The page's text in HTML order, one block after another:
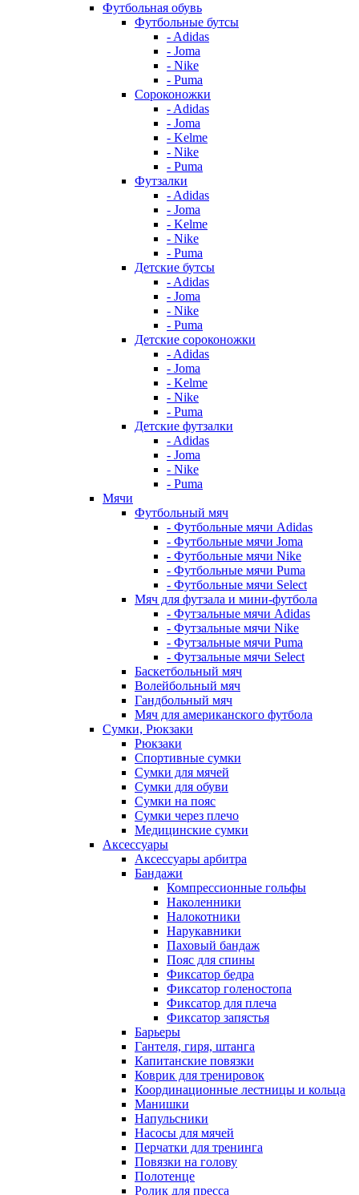
Футбольная обувь
Футбольные бутсы
- Adidas
- Joma
- Nike
- Puma
Сороконожки
- Adidas
- Joma
- Kelme
- Nike
- Puma
Футзалки
- Adidas
- Joma
- Kelme
- Nike
- Puma
Детские бутсы
- Adidas
- Joma
- Nike
- Puma
Детские сороконожки
- Adidas
- Joma
- Kelme
- Nike
- Puma
Детские футзалки
- Adidas
- Joma
- Nike
- Puma
Мячи
Футбольный мяч
- Футбольные мячи Adidas
- Футбольные мячи Joma
- Футбольные мячи Nike
- Футбольные мячи Puma
- Футбольные мячи Select
Мяч для футзала и мини-футбола
- Футзальные мячи Adidas
- Футзальные мячи Nike
- Футзальные мячи Puma
- Футзальные мячи Select
Баскетбольный мяч
Волейбольный мяч
Гандбольный мяч
Мяч для американского футбола
Сумки, Рюкзаки
Рюкзаки
Спортивные сумки
Сумки для мячей
Сумки для обуви
Сумки на пояс
Сумки через плечо
Медицинские сумки
Аксессуары
Аксессуары арбитра
Бандажи
Компрессионные гольфы
Наколенники
Налокотники
Нарукавники
Паховый бандаж
Пояс для спины
Фиксатор бедра
Фиксатор голеностопа
Фиксатор для плеча
Фиксатор запястья
Барьеры
Гантеля, гиря, штанга
Капитанские повязки
Коврик для тренировок
Координационные лестницы и кольца
Манишки
Напульсники
Насосы для мячей
Перчатки для тренинга
Повязки на голову
Полотенце
Ролик для пресса